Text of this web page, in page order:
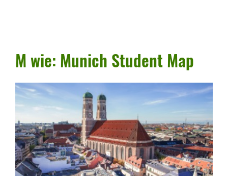
M wie: Munich Student Map